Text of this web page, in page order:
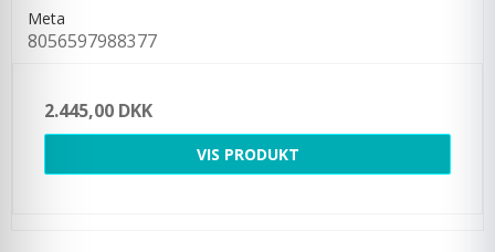
Meta
8056597988377
2.445,00 DKK
VIS PRODUKT